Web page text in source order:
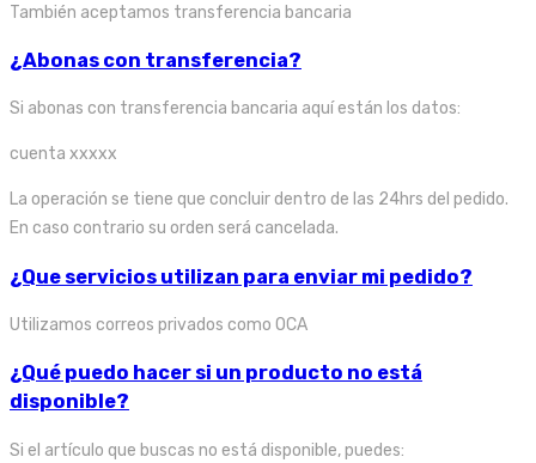
También aceptamos transferencia bancaria
¿Abonas con transferencia?
Si abonas con transferencia bancaria aquí están los datos:
cuenta xxxxx
La operación se tiene que concluir dentro de las 24hrs del pedido.
En caso contrario su orden será cancelada.
¿Que servicios utilizan para enviar mi pedido?
Utilizamos correos privados como OCA
¿Qué puedo hacer si un producto no está
disponible?
Si el artículo que buscas no está disponible, puedes: